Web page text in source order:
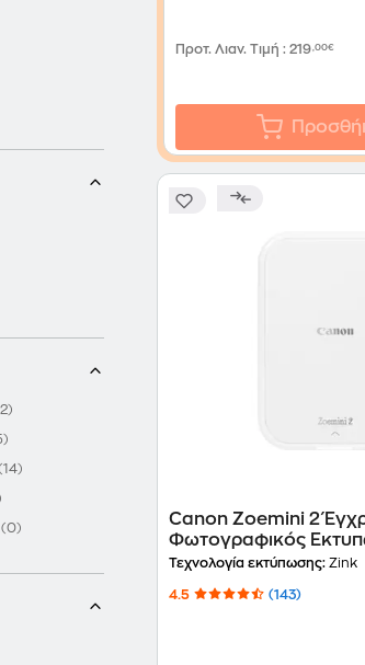
Προτ. Λιαν. Τιμή : 219,00€
Canon Zoemini 2
Φωτογραφικός
(5452C004AA) - Pearl
Τεχνολογία εκτύπωσης: Zink
4.5 (143)